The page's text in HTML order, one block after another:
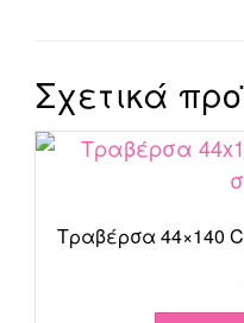
Σχετικά
Τραβέρσα 44×140